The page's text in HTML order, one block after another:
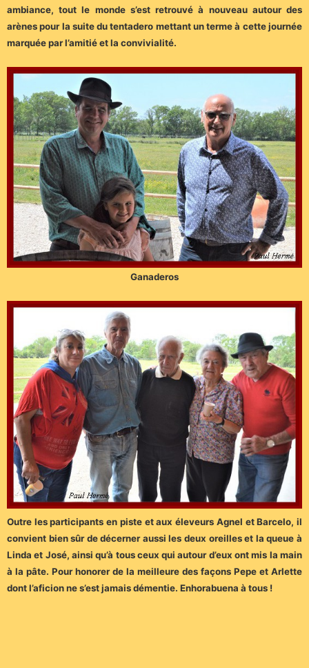
ambiance, tout le monde s’est retrouvé à nouveau autour des
arènes pour la suite du tentadero mettant un terme à cette journée
marquée par l’amitié et la convivialité.
Ganaderos
Outre les participants en piste et aux éleveurs Agnel et Barcelo, il
convient bien sûr de décerner aussi les deux oreilles et la queue à
Linda et José, ainsi qu’à tous ceux qui autour d’eux ont mis la main
à la pâte. Pour honorer de la meilleure des façons Pepe et Arlette
dont l’aficion ne s’est jamais démentie. Enhorabuena à tous !